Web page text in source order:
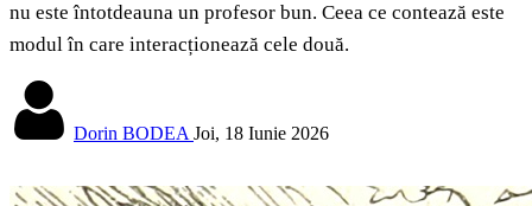
nu este întotdeauna un profesor bun. Ceea ce contează este
modul în care interacționează cele două.
Dorin BODEA Joi, 18 Iunie 2026